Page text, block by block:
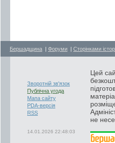
Бершадщина | Форуми | Сторінками
Зворотній зв'язок
Публічна угода
Мапа сайту
PDA-версія
RSS
14.01.2026 22:48:03
Цей
не несе